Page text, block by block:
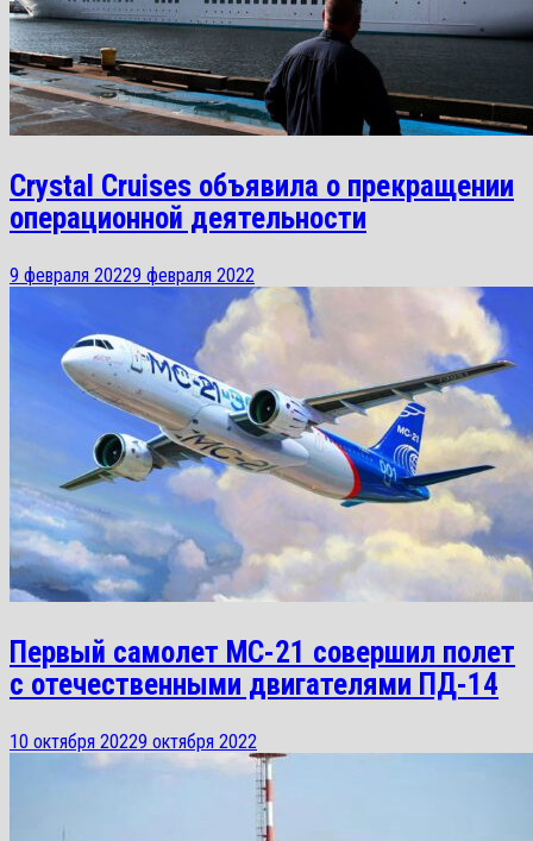
Crystal Cruises объявила о прекращении
операционной деятельности
9 февраля 20229 февраля 2022
Первый самолет МС-21 совершил полет
с отечественными двигателями ПД-14
10 октября 20229 октября 2022